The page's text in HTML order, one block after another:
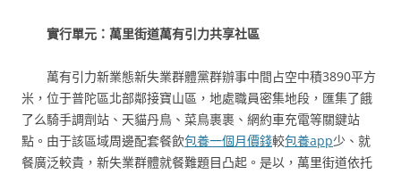
實行單元：萬里街道萬有引力共享社區
萬有引力新業態新失業群體黨群辦事中間占空中積3890平方
米，位于普陀區北部鄰接寶山區，地處職員密集地段，匯集了餓
了么騎手調劑站、天貓丹鳥、菜鳥裹裹、網約車充電等關鍵站
點。由于該區域周邊配套餐飲包養一個月價錢較包養app少、就
餐廣泛較貴，新失業群體就餐難題目凸起。是以，萬里街道依托